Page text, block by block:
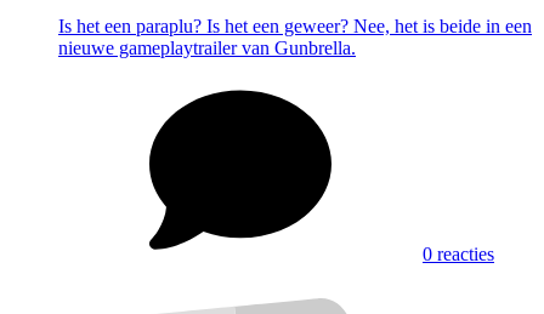
Is het een paraplu? Is het een geweer? Nee, het is beide in een
nieuwe gameplaytrailer van Gunbrella.
0 reacties